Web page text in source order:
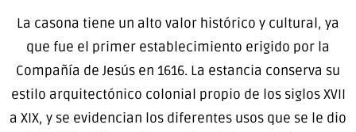
La casona tiene un alto valor histórico y cultural, ya
que fue el primer establecimiento erigido por la
Compañía de Jesús en 1616. La estancia conserva su
estilo arquitectónico colonial propio de los siglos XVII
a XIX, y se evidencian los diferentes usos que se le dio